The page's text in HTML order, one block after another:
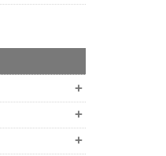
+
+
+